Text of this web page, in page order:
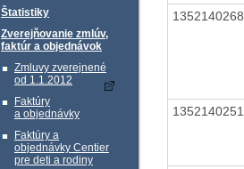
Štatistiky
Zverejňovanie zmlúv,
faktúr a objednávok
Zmluvy zverejnené
od 1.1.2012
Faktúry
a objednávky
Faktúry a
objednávky Centier
pre deti a rodiny
1352140268
1352140251